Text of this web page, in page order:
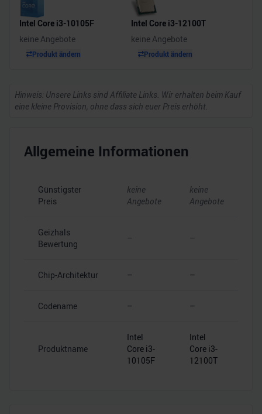
Intel Core i3-10105F
keine Angebote
Produkt ändern
Intel Core i3-12100T
keine Angebote
Produkt ändern
Hinweis: Unsere Links sind Affiliate Links. Wir erhalten beim Kauf
eine kleine Provision, ohne dass sich euer Preis erhöht.
Allgemeine Informationen
Günstigster
Preis
keine
Angebote
keine
Angebote
Geizhals
Bewertung
– –
Chip-Architektur – –
Codename – –
Produktname
Intel
Core i3-
10105F
Intel
Core i3-
12100T